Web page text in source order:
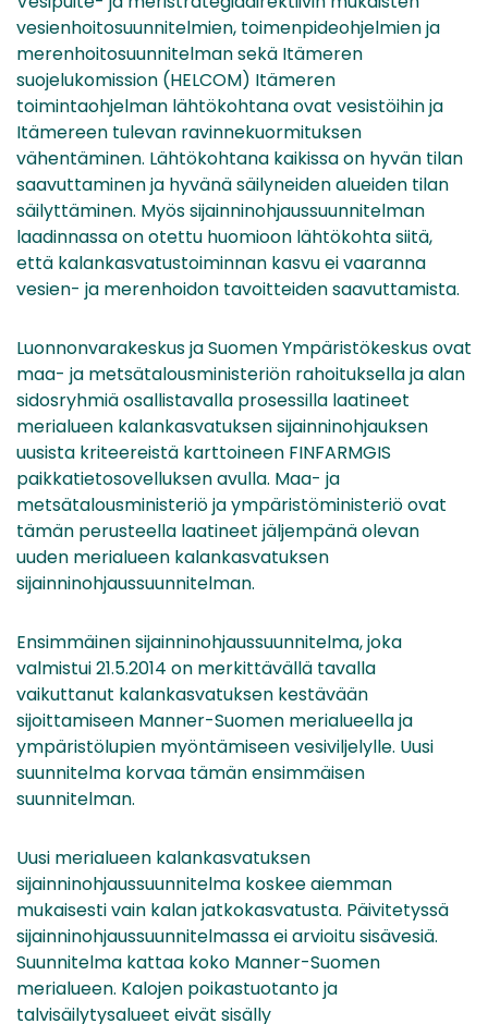
vesienhoitosuunnitelmien, toimenpideohjelmien ja
merenhoitosuunnitelman sekä Itämeren
suojelukomission (HELCOM) Itämeren
toimintaohjelman lähtökohtana ovat vesistöihin ja
Itämereen tulevan ravinnekuormituksen
vähentäminen. Lähtökohtana kaikissa on hyvän tilan
saavuttaminen ja hyvänä säilyneiden alueiden tilan
säilyttäminen. Myös sijainninohjaussuunnitelman
laadinnassa on otettu huomioon lähtökohta siitä,
että kalankasvatustoiminnan kasvu ei vaaranna
vesien- ja merenhoidon tavoitteiden saavuttamista.
Luonnonvarakeskus ja Suomen Ympäristökeskus ovat
maa- ja metsätalousministeriön rahoituksella ja alan
sidosryhmiä osallistavalla prosessilla laatineet
merialueen kalankasvatuksen sijainninohjauksen
uusista kriteereistä karttoineen FINFARMGIS
paikkatietosovelluksen avulla. Maa- ja
metsätalousministeriö ja ympäristöministeriö ovat
tämän perusteella laatineet jäljempänä olevan
uuden merialueen kalankasvatuksen
sijainninohjaussuunnitelman.
Ensimmäinen sijainninohjaussuunnitelma, joka
valmistui 21.5.2014 on merkittävällä tavalla
vaikuttanut kalankasvatuksen kestävään
sijoittamiseen Manner-Suomen merialueella ja
ympäristölupien myöntämiseen vesiviljelylle. Uusi
suunnitelma korvaa tämän ensimmäisen
suunnitelman.
Uusi merialueen kalankasvatuksen
sijainninohjaussuunnitelma koskee aiemman
mukaisesti vain kalan jatkokasvatusta. Päivitetyssä
sijainninohjaussuunnitelmassa ei arvioitu sisävesiä.
Suunnitelma kattaa koko Manner-Suomen
merialueen. Kalojen poikastuotanto ja
talvisäilytysalueet eivät sisälly